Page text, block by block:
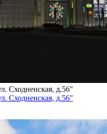
Сходненская, д.56"
Сходненская, д.56"